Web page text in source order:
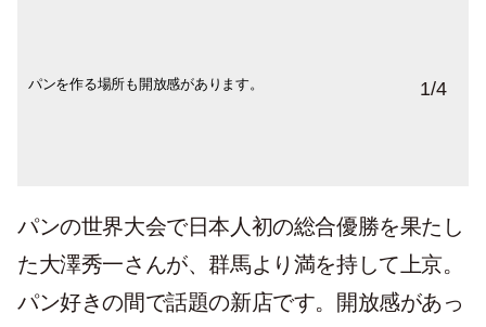
パンを作る場所も開放感があります。
飾られた金のトロフィーが世界大会「モン
所狭しと並ぶ、美味しいパンたち。
スタイリッシュな店内。 1/4
パンの世界大会で日本人初の総合優勝を果たし
た大澤秀一さんが、群馬より満を持して上京。
パン好きの間で話題の新店です。開放感があっ